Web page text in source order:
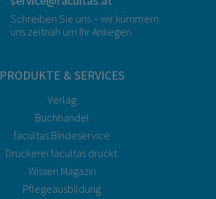
Schreiben Sie uns – wir kümmern
uns zeitnah um Ihr Anliegen.
PRODUKTE & SERVICES
Verlag
Buchhandel
facultas Bindeservice
Druckerei facultas druckt.
Wissen Magazin
Pflegeausbildung